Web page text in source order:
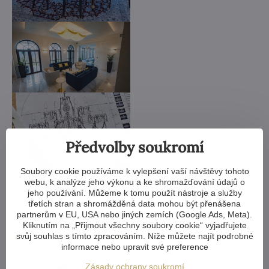
Předvolby soukromí
Soubory cookie používáme k vylepšení vaší návštěvy tohoto
webu, k analýze jeho výkonu a ke shromažďování údajů o
jeho používání. Můžeme k tomu použít nástroje a služby
třetích stran a shromážděná data mohou být přenášena
partnerům v EU, USA nebo jiných zemích (Google Ads, Meta).
Kliknutím na „Přijmout všechny soubory cookie“ vyjadřujete
svůj souhlas s tímto zpracováním. Níže můžete najít podrobné
informace nebo upravit své preference
Zásady ochrany soukromí